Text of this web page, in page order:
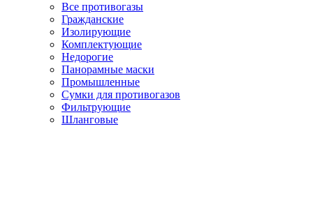
Все противогазы
Гражданские
Изолирующие
Комплектующие
Недорогие
Панорамные маски
Промышленные
Сумки для противогазов
Фильтрующие
Шланговые